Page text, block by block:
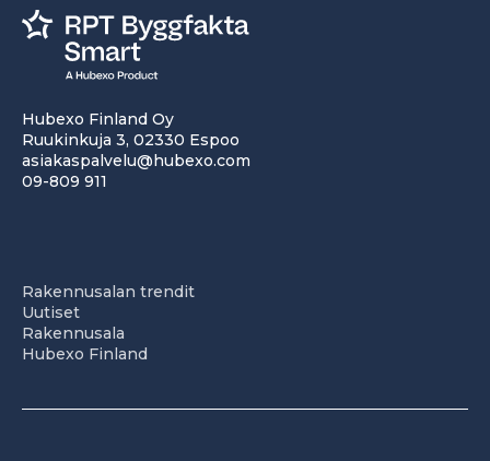
Hubexo Finland Oy
Ruukinkuja 3, 02330 Espoo
asiakaspalvelu@hubexo.com
09-809 911
Rakennusalan trendit
Uutiset
Rakennusala
Hubexo Finland